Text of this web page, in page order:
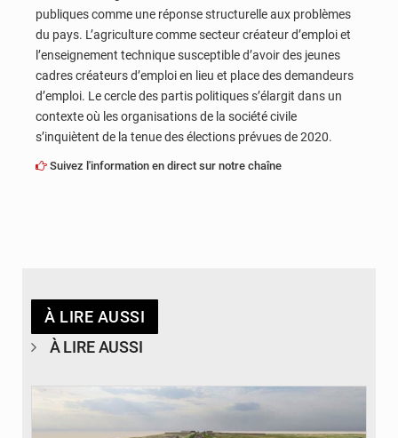
publiques comme une réponse structurelle aux problèmes
du pays. L’agriculture comme secteur créateur d’emploi et
l’enseignement technique susceptible d’avoir des jeunes
cadres créateurs d’emploi en lieu et place des demandeurs
d’emploi. Le cercle des partis politiques s’élargit dans un
contexte où les organisations de la société civile
s’inquiètent de la tenue des élections prévues de 2020.
Suivez l'information en direct sur notre chaîne
À LIRE AUSSI
À LIRE AUSSI